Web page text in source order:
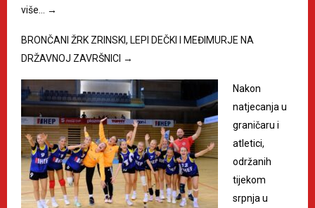
više… →
BRONČANI ŽRK ZRINSKI, LEPI DEČKI I MEĐIMURJE NA
DRŽAVNOJ ZAVRŠNICI →
Nakon
natjecanja u
graničaru i
atletici,
održanih
tijekom
srpnja u